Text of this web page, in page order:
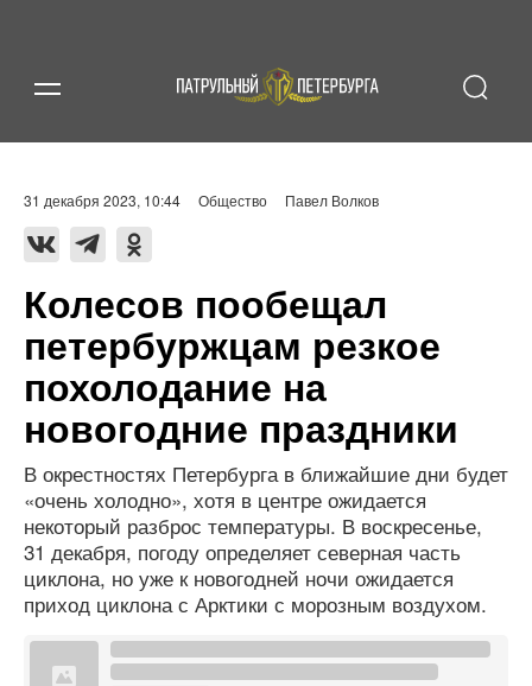
31 декабря 2023, 10:44 Общество Павел Волков
Колесов пообещал
петербуржцам резкое
похолодание на
новогодние праздники
В окрестностях Петербурга в ближайшие дни будет
«очень холодно», хотя в центре ожидается
некоторый разброс температуры. В воскресенье,
31 декабря, погоду определяет северная часть
циклона, но уже к новогодней ночи ожидается
приход циклона с Арктики с морозным воздухом.